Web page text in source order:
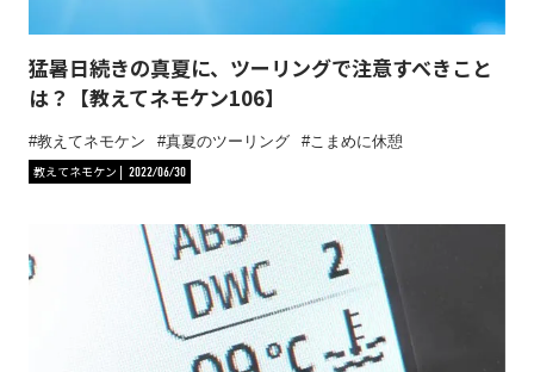
猛暑日続きの真夏に、ツーリングで注意すべきこと
は？【教えてネモケン106】
教えてネモケン 真夏のツーリング
こまめに休憩
教えてネモケン
2022/06/30